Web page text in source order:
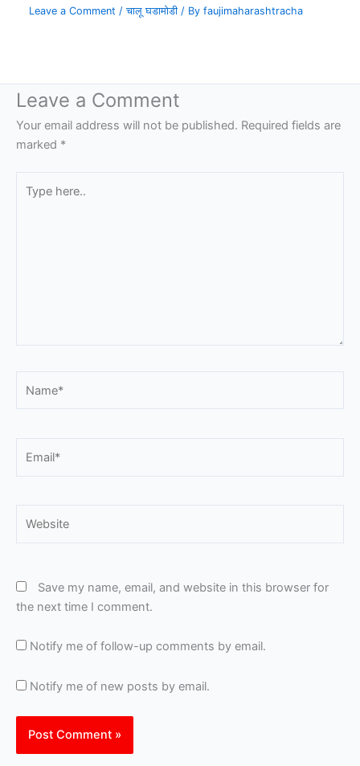
Leave a Comment /चालू घडामोडी / Byfaujimaharashtracha
Leave a Comment
Your email address will not be published. Required fields are
marked *
here..
Save my name, email, and website in this browser for
the next time I comment.
Notify me of follow-up comments by email.
Notify me of new posts by email.